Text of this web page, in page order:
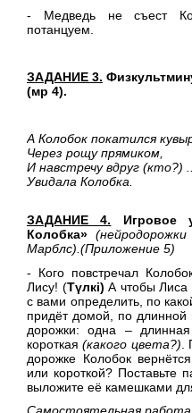
- Медведь не съест
потанцуем.
ЗАДАНИЕ 3.
(мр 4).
А Колобок покатился
Через рощу прямиком,
И навстречу вдруг (кто?)
Увидала Колобка.
ЗАДАНИЕ 4. Игровое
Колобка»
Марблс). (Приложение 5)
- Кого повстречал
Лису! (Түлкі) А чтобы
с вами определить, по
придёт домой, по
дорожки: одна –
короткая(какого цвета?)
дорожке Колобок
или короткой? Поставьте
выложите её камешками